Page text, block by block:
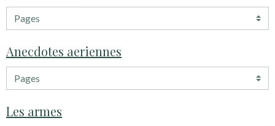
Anecdotes aeriennes
Les armes